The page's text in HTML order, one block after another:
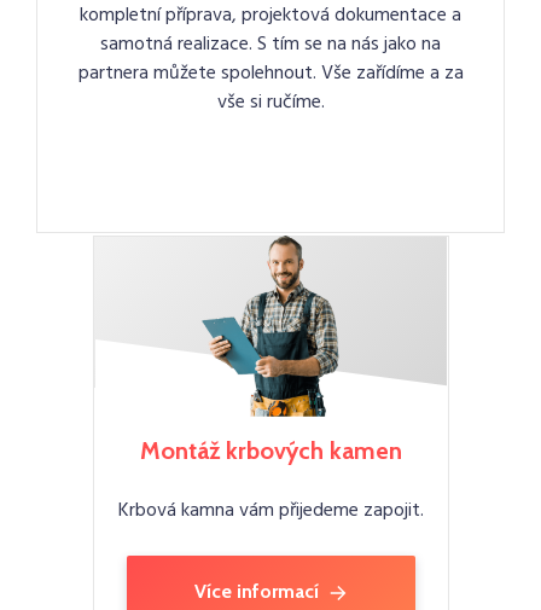
kompletní příprava, projektová dokumentace a
samotná realizace. S tím se na nás jako na
partnera můžete spolehnout. Vše zařídíme a za
vše si ručíme.
Montáž krbových kamen
Krbová kamna vám přijedeme zapojit.
Více informací